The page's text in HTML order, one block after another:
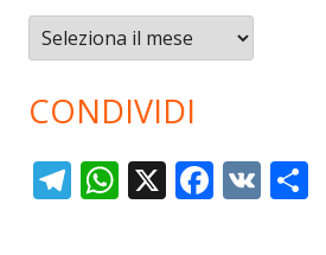
Archivi
CONDIVIDI
T W X F V